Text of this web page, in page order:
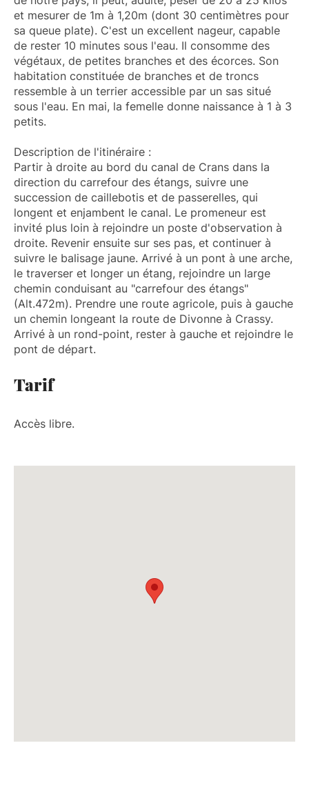
et mesurer de 1m à 1,20m (dont 30 centimètres pour
sa queue plate). C'est un excellent nageur, capable
de rester 10 minutes sous l'eau. Il consomme des
végétaux, de petites branches et des écorces. Son
habitation constituée de branches et de troncs
ressemble à un terrier accessible par un sas situé
sous l'eau. En mai, la femelle donne naissance à 1 à 3
petits.
Description de l'itinéraire :
Partir à droite au bord du canal de Crans dans la
direction du carrefour des étangs, suivre une
succession de caillebotis et de passerelles, qui
longent et enjambent le canal. Le promeneur est
invité plus loin à rejoindre un poste d'observation à
droite. Revenir ensuite sur ses pas, et continuer à
suivre le balisage jaune. Arrivé à un pont à une arche,
le traverser et longer un étang, rejoindre un large
chemin conduisant au "carrefour des étangs"
(Alt.472m). Prendre une route agricole, puis à gauche
un chemin longeant la route de Divonne à Crassy.
Arrivé à un rond-point, rester à gauche et rejoindre le
pont de départ.
Tarif
Accès libre.